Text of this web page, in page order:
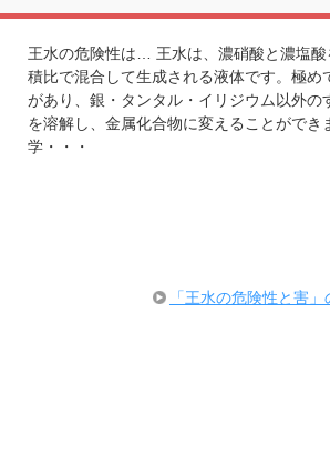
王水の危険性は… 王水は、濃硝酸と濃塩
積比で混合して生成される液体です。極め
があり、銀・タンタル・イリジウム以外の
を溶解し、金属化合物に変えることができ
学・・・
「王水の危険性と害